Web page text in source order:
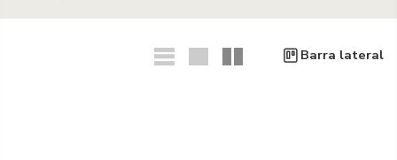
Barra lateral